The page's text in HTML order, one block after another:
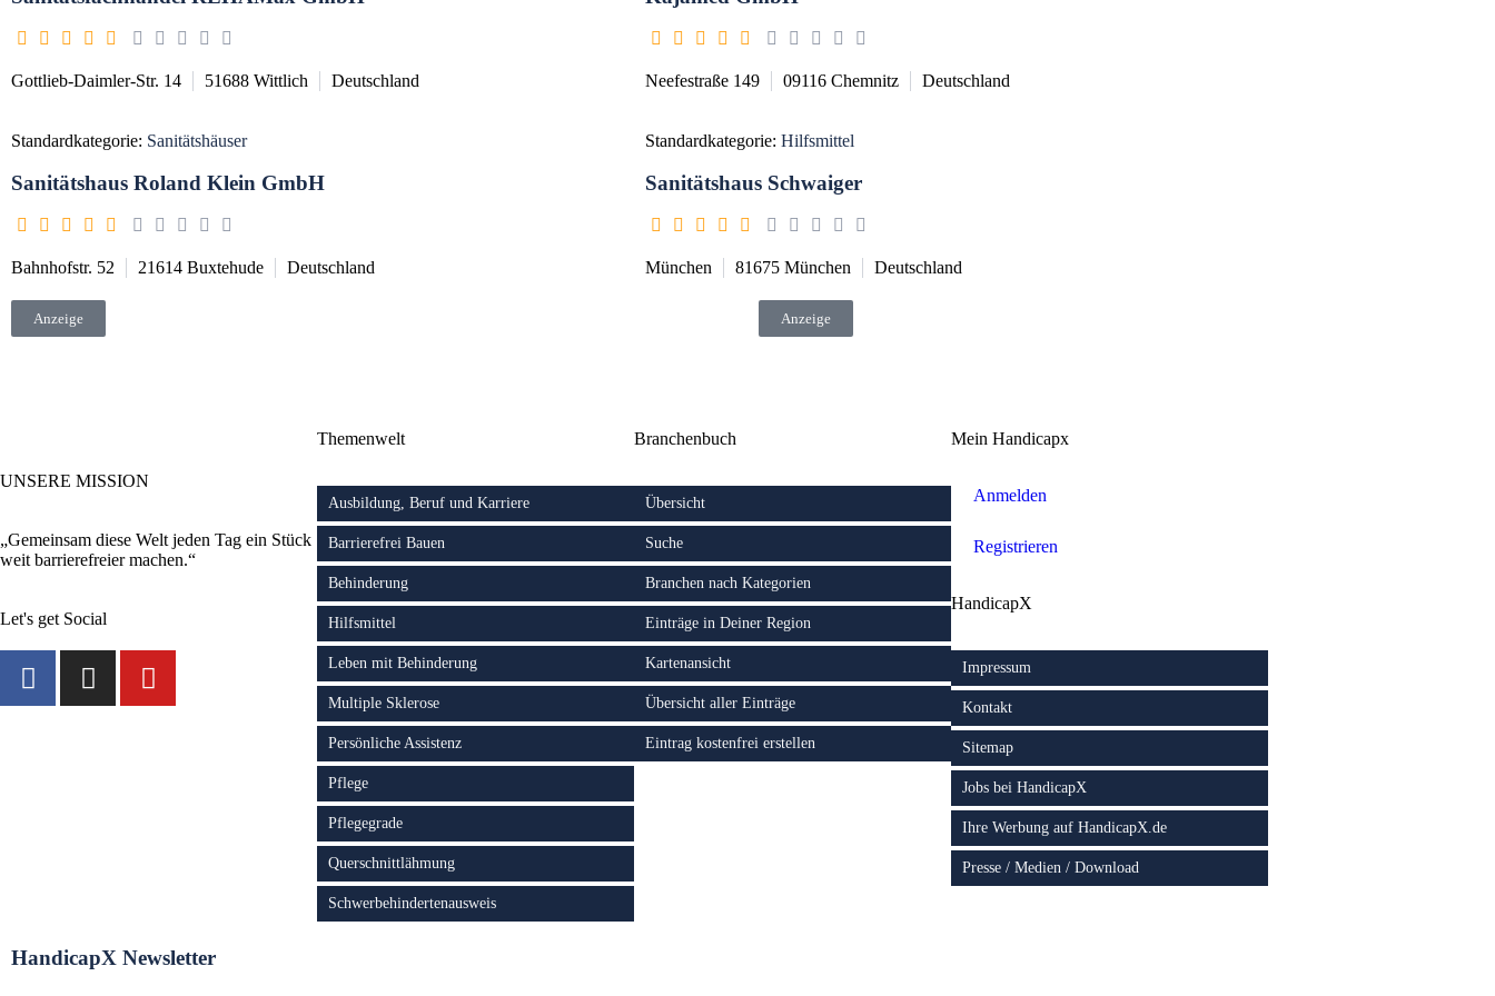
Gottlieb-Daimler-Str. 14 51688 Wittlich Deutschland
Standardkategorie: Sanitätshäuser
Sanitätshaus Roland Klein GmbH
Bahnhofstr. 52 21614 Buxtehude Deutschland
Neefestraße 149 09116 Chemnitz Deutschland
Standardkategorie: Hilfsmittel
Sanitätshaus Schwaiger
München 81675 München Deutschland
Anzeige Anzeige
UNSERE MISSION
„Gemeinsam diese Welt jeden Tag ein Stück
weit barrierefreier machen.“
Let's get Social
Themenwelt
Ausbildung, Beruf und Karriere
Barrierefrei Bauen
Behinderung
Hilfsmittel
Leben mit Behinderung
Multiple Sklerose
Persönliche Assistenz
Pflege
Pflegegrade
Querschnittlähmung
Schwerbehindertenausweis
Branchenbuch
Übersicht
Suche
Branchen nach Kategorien
Einträge in Deiner Region
Kartenansicht
Übersicht aller Einträge
Eintrag kostenfrei erstellen
Mein Handicapx
Anmelden
Registrieren
HandicapX
Impressum
Kontakt
Sitemap
Jobs bei HandicapX
Ihre Werbung auf HandicapX.de
Presse / Medien / Download
HandicapX Newsletter